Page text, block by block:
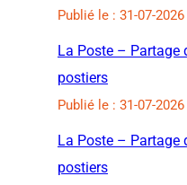
Publié le : 31-07-2026
La Poste – Partage
postiers
Publié le : 31-07-2026
La Poste – Partage
postiers